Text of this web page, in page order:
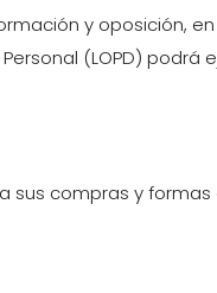
y oposición,
(LOPD) podrá
sus compras y